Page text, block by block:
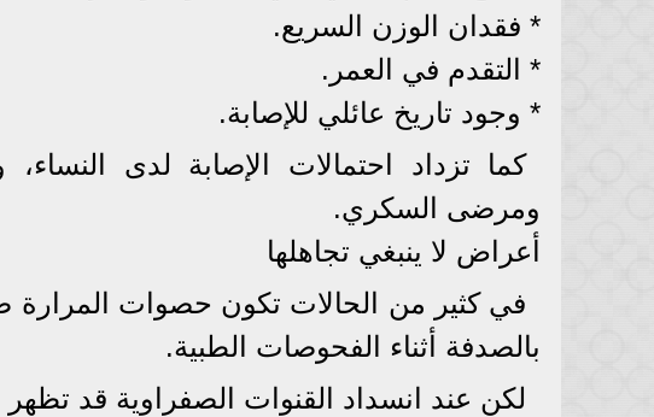
* فقدان الوزن السريع.
* التقدم في العمر.
* وجود تاريخ عائلي للإصابة.
كما تزداد احتمالات الإصابة لدى
ومرضى السكري.
أعراض لا ينبغي تجاهلها
في كثير من الحالات تكون حصوات المرارة
بالصدفة أثناء الفحوصات الطبية.
لكن عند انسداد القنوات الصفراوية قد تظهر